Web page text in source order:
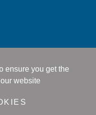
Tilmeld
ensure you get the
website